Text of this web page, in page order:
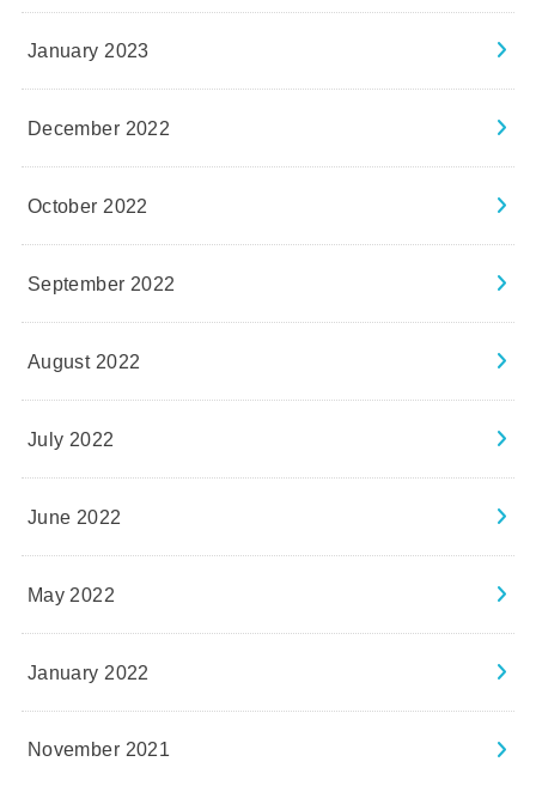
January 2023
December 2022
October 2022
September 2022
August 2022
July 2022
June 2022
May 2022
January 2022
November 2021